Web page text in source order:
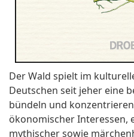
Der Wald spielt im
Deutschen seit jeher eine
bündeln und
ökonomischer Interessen,
mythischer sowie